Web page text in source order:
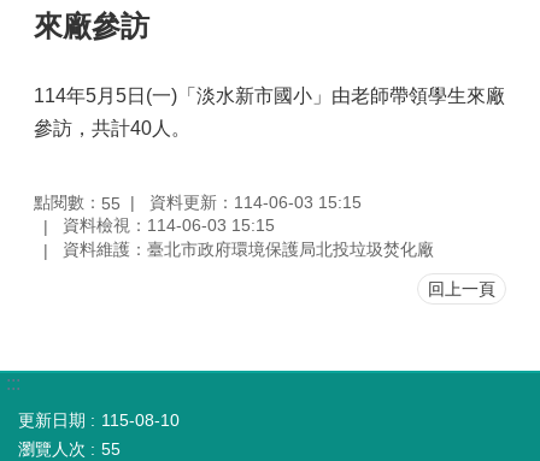
來廠參訪
114年5月5日(一)「淡水新市國小」由老師帶領學生來廠
參訪，共計40人。
點閱數： 55
資料更新：114-06-03 15:15
資料檢視：114-06-03 15:15
資料維護：臺北市政府環境保護局北投垃圾焚化廠
回上一頁
:::
更新日期
115-08-10
瀏覽人次
55